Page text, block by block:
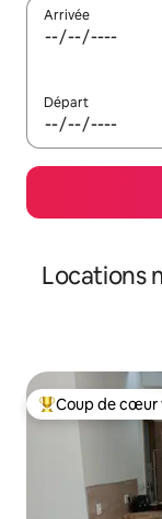
Arrivée
Départ
Locations
Coups de cœur
Coup de cœur